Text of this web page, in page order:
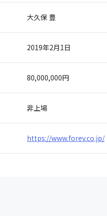
大久保 豊
2019年2月1日
80,000,000円
非上場
https://www.forev.co.jp/